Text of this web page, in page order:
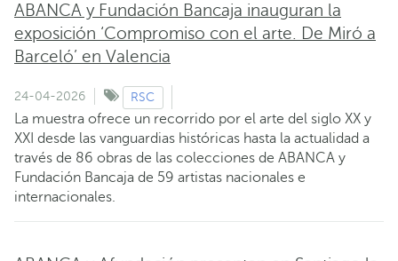
ABANCA y Fundación Bancaja inauguran la
exposición ‘Compromiso con el arte. De Miró a
Barceló’ en Valencia
24-04-2026 RSC
La muestra ofrece un recorrido por el arte del siglo XX y
XXI desde las vanguardias históricas hasta la actualidad a
través de 86 obras de las colecciones de ABANCA y
Fundación Bancaja de 59 artistas nacionales e
internacionales.